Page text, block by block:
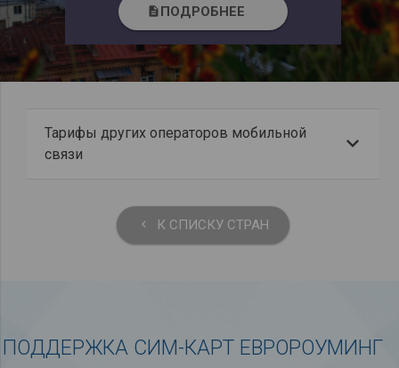
description ПОДРОБНЕЕ
Тарифы других операторов мобильной
связи
keyboard_arrow_left К СПИСКУ СТРАН
ПОДДЕРЖКА СИМ-КАРТ ЕВРОРОУМИНГ